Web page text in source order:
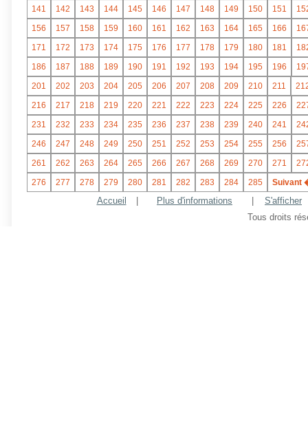
141
142 143 144 145 146 147 148 149 150 151
156
157 158 159 160 161 162 163 164 165 166
171
172 173 174 175 176 177 178 179 180 181
186
187 188 189 190 191 192 193 194 195 196
201
202 203 204 205 206 207 208 209 210 211
216
217 218 219 220 221 222 223 224 225 226
231
232 233 234 235 236 237 238 239 240 241
246
247 248 249 250 251 252 253 254 255 256
261
262 263 264 265 266 267 268 269 270 271
276
277 278 279 280 281 282 283 284 285 Suivant
Accueil Plus d'informations
S'afficher
Tous droits